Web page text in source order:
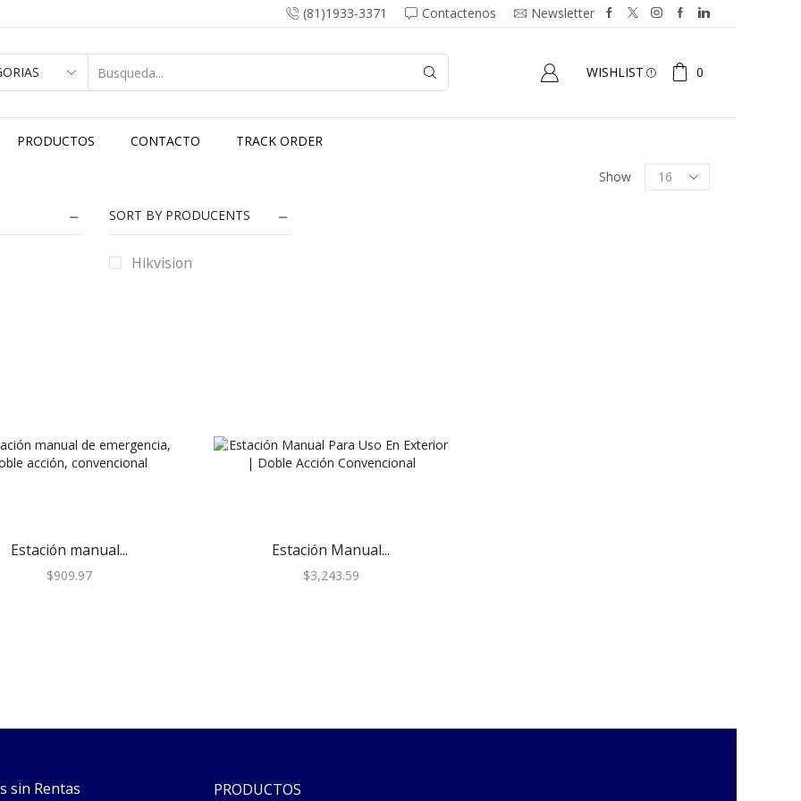
(81)1933-3371 Contactenos Newsletter
WISHLIST 0
PRODUCTOS CONTACTO TRACK ORDER
Show
SORT BY PRODUCENTS
Hikvision
Estación manual...
$909.97
Estación Manual...
$3,243.59
sin Rentas PRODUCTOS